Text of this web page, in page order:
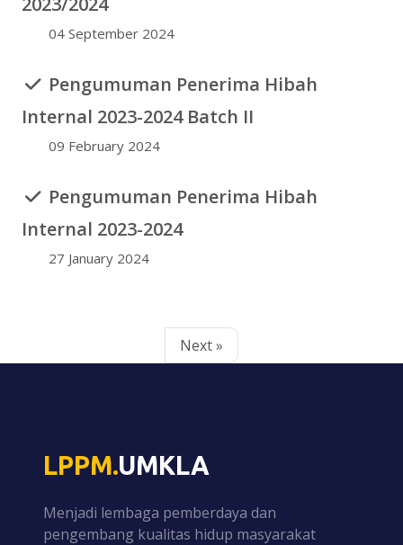
04 September 2024
Pengumuman Penerima Hibah
Internal 2023-2024 Batch II
09 February 2024
Pengumuman Penerima Hibah
Internal 2023-2024
27 January 2024
Next »
LPPM.UMKLA
Menjadi lembaga pemberdaya dan
pengembang kualitas hidup masyarakat